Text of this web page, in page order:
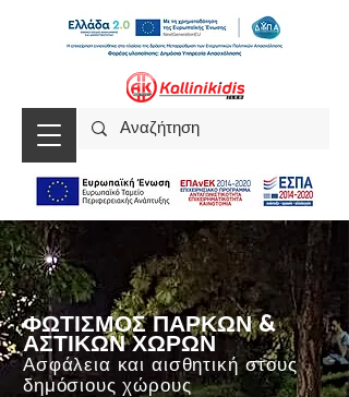
ΦΩΤΙΣΜΟΣ ΠΑΡΚΩΝ &
ΑΣΤΙΚΩΝ ΧΩΡΩΝ
Ασφάλεια και αισθητική στους
δημόσιους χώρους